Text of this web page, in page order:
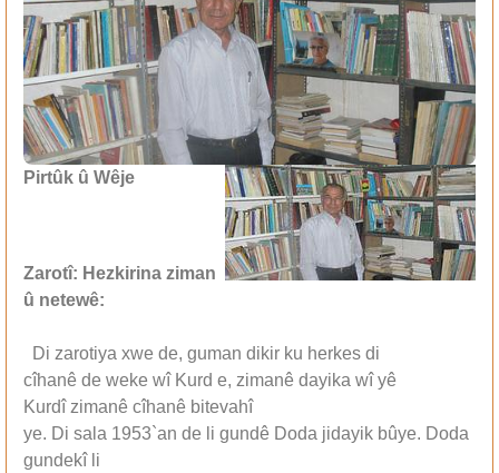
Pirtûk û Wêje
Zarotî: Hezkirina ziman
û netewê:
Di zarotiya xwe de, guman dikir ku herkes di
cîhanê de weke wî Kurd e, zimanê dayika wî yê
Kurdî zimanê cîhanê bitevahî
ye. Di sala 1953`an de li gundê Doda jidayik bûye. Doda
gundekî li